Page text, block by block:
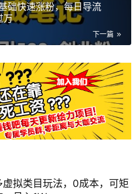
础快速涨粉，每日导流
万
下一篇
虚拟类目玩法，0成本，可矩